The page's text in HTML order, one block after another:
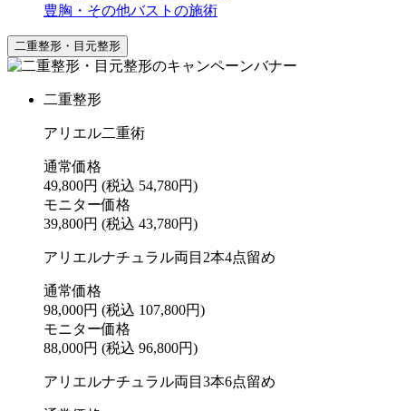
豊胸・その他バストの施術
二重整形・目元整形
二重整形
アリエル二重術
通常価格
49,800円 (税込 54,780円)
モニター価格
39,800円 (税込 43,780円)
アリエルナチュラル両目2本4点留め
通常価格
98,000円 (税込 107,800円)
モニター価格
88,000円 (税込 96,800円)
アリエルナチュラル両目3本6点留め